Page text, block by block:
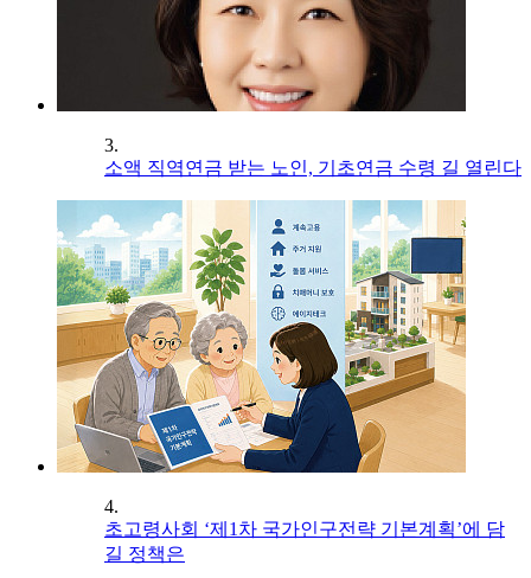
3.
소액 직역연금 받는 노인, 기초연금 수령 길 열린다
4.
초고령사회 ‘제1차 국가인구전략 기본계획’에 담
길 정책은